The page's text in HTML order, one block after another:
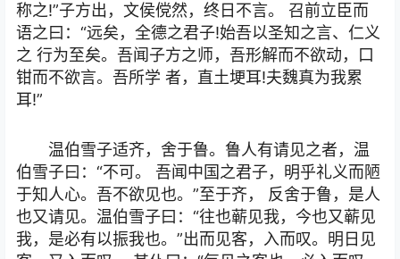
称之!”子方出，文侯傥然，终日不言。 召前立臣而
语之曰：“远矣，全德之君子!始吾以圣知之言、仁义
之 行为至矣。吾闻子方之师，吾形解而不欲动，口
钳而不欲言。吾所学 者，直土埂耳!夫魏真为我累
耳!”
温伯雪子适齐，舍于鲁。鲁人有请见之者，温
伯雪子曰：“不可。 吾闻中国之君子，明乎礼义而陋
于知人心。吾不欲见也。”至于齐， 反舍于鲁，是人
也又请见。温伯雪子曰：“往也蕲见我，今也又蕲见
我，是必有以振我也。”出而见客，入而叹。明日见